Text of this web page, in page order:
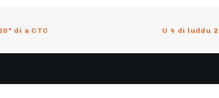
di a CTC U 4 di luddu